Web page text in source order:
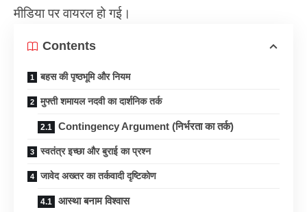
मीडिया पर वायरल हो गई।
Contents
बहस की पृष्ठभूमि और नियम
मुफ्ती शमायल नदवी का दार्शनिक तर्क
Contingency Argument (निर्भरता का तर्क)
स्वतंत्र इच्छा और बुराई का प्रश्न
जावेद अख्तर का तर्कवादी दृष्टिकोण
आस्था बनाम विश्वास